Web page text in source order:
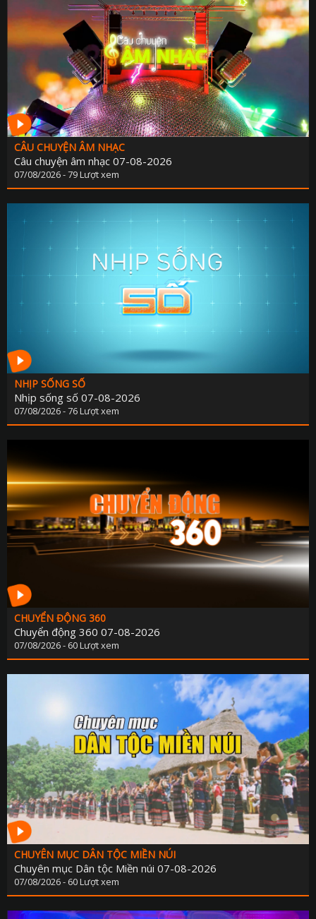
CÂU CHUYỆN ÂM NHẠC
Câu chuyện âm nhạc 07-08-2026
07/08/2026 - 79 Lượt xem
NHỊP SỐNG SỐ
Nhịp sống số 07-08-2026
07/08/2026 - 76 Lượt xem
CHUYỂN ĐỘNG 360
Chuyển động 360 07-08-2026
07/08/2026 - 60 Lượt xem
CHUYÊN MỤC DÂN TỘC MIỀN NÚI
Chuyên mục Dân tộc Miền núi 07-08-2026
07/08/2026 - 60 Lượt xem